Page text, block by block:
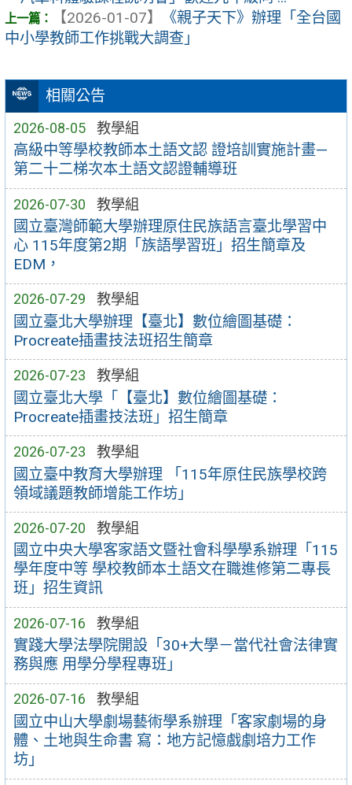
相關公告
2026-08-05 教學組
高級中等學校教師本土語文認 證培訓實施計畫—
第二十二梯次本土語文認證輔導班
2026-07-30 教學組
國立臺灣師範大學辦理原住民族語言臺北學習中
心 115年度第2期「族語學習班」招生簡章及
EDM，
2026-07-29 教學組
國立臺北大學辦理【臺北】數位繪圖基礎：
Procreate插畫技法班招生簡章
2026-07-23 教學組
國立臺北大學「【臺北】數位繪圖基礎：
Procreate插畫技法班」招生簡章
2026-07-23 教學組
國立臺中教育大學辦理 「115年原住民族學校跨
領域議題教師增能工作坊」
2026-07-20 教學組
國立中央大學客家語文暨社會科學學系辦理「115
學年度中等 學校教師本土語文在職進修第二專長
班」招生資訊
2026-07-16 教學組
實踐大學法學院開設「30+大學－當代社會法律實
務與應 用學分學程專班」
2026-07-16 教學組
國立中山大學劇場藝術學系辦理「客家劇場的身
體、土地與生命書 寫：地方記憶戲劇培力工作
坊」
【2026-01-07】
《親子天下》辦理「全台國
中小學教師工作挑戰大調查」